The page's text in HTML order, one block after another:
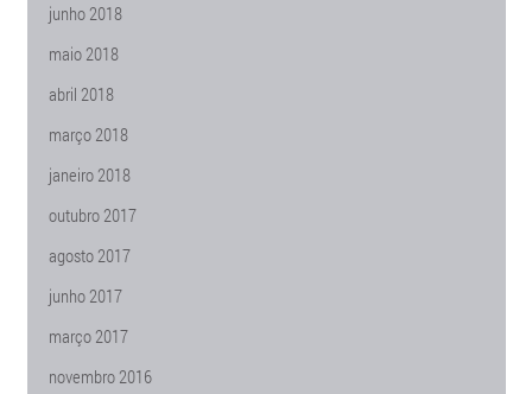
junho 2018
maio 2018
abril 2018
março 2018
janeiro 2018
outubro 2017
agosto 2017
junho 2017
março 2017
novembro 2016